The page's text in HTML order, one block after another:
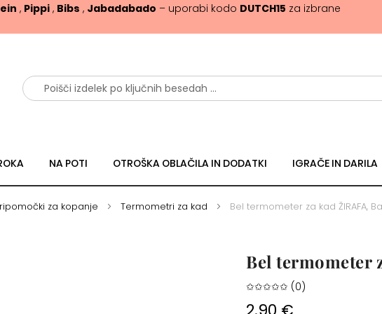
, Pippi , Bibs , Jabadabado – uporabi kodo DUTCH15 za izbrane
Išči
NA POTI OTROŠKA OBLAČILA IN DODATKI IGRAČE IN DARILA
za kopanje Termometri za kad Bel termometer za kad ŽIRAFA,
Bel termometer
✩✩✩✩✩ (0)